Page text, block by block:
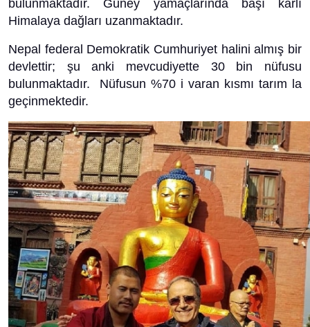
bulunmaktadır. Güney yamaçlarında başı karlı
Himalaya dağları uzanmaktadır.
Nepal federal Demokratik Cumhuriyet halini almış bir
devlettir; şu anki mevcudiyette 30 bin nüfusu
bulunmaktadır. Nüfusun %70 i varan kısmı tarım la
geçinmektedir.